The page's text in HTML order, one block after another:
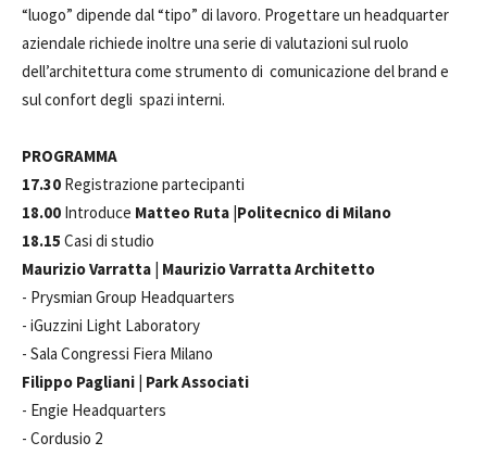
“luogo” dipende dal “tipo” di lavoro. Progettare un headquarter
aziendale richiede inoltre una serie di valutazioni sul ruolo
dell’architettura come strumento di comunicazione del brand e
sul confort degli spazi interni.
PROGRAMMA
17.30 Registrazione partecipanti
18.00 Introduce Matteo Ruta |Politecnico di Milano
18.15 Casi di studio
Maurizio Varratta | Maurizio Varratta Architetto
- Prysmian Group Headquarters
- iGuzzini Light Laboratory
- Sala Congressi Fiera Milano
Filippo Pagliani | Park Associati
- Engie Headquarters
- Cordusio 2